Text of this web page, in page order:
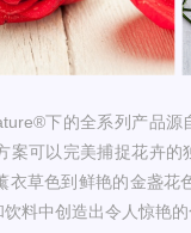
下的全系列产品源
案可以完美捕捉花卉
衣草色到鲜艳的金盏花
料中创造出令人惊艳